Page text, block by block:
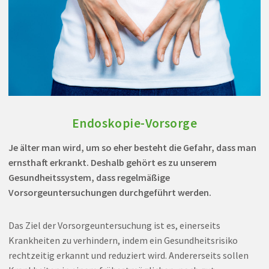
Endoskopie-Vorsorge
Je älter man wird, um so eher besteht die Gefahr, dass man
ernsthaft erkrankt. Deshalb gehört es zu unserem
Gesundheitssystem, dass regelmäßige
Vorsorgeuntersuchungen durchgeführt werden.
Das Ziel der Vorsorgeuntersuchung ist es, einerseits
Krankheiten zu verhindern, indem ein Gesundheitsrisiko
rechtzeitig erkannt und reduziert wird. Andererseits sollen